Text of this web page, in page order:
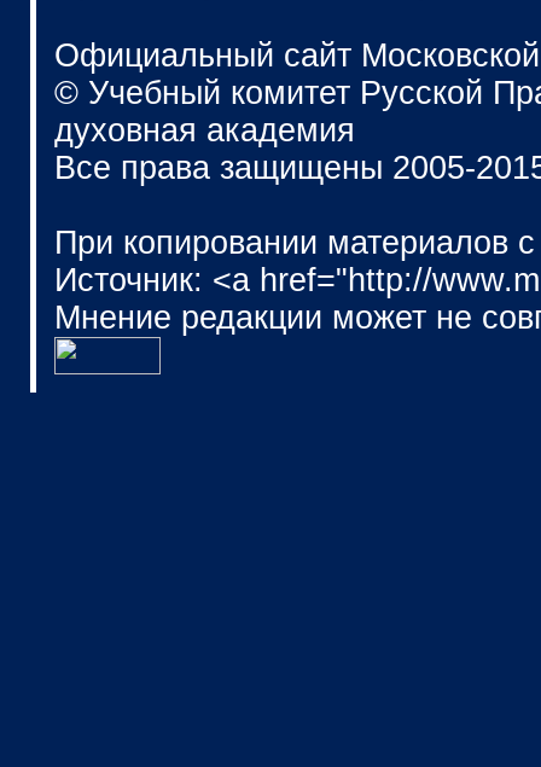
Официальный сайт
© Учебный комитет Русской
духовная академия
Все права защищены 2005-
При копировании материалов
Источник: <a href="http://
Мнение редакции может не